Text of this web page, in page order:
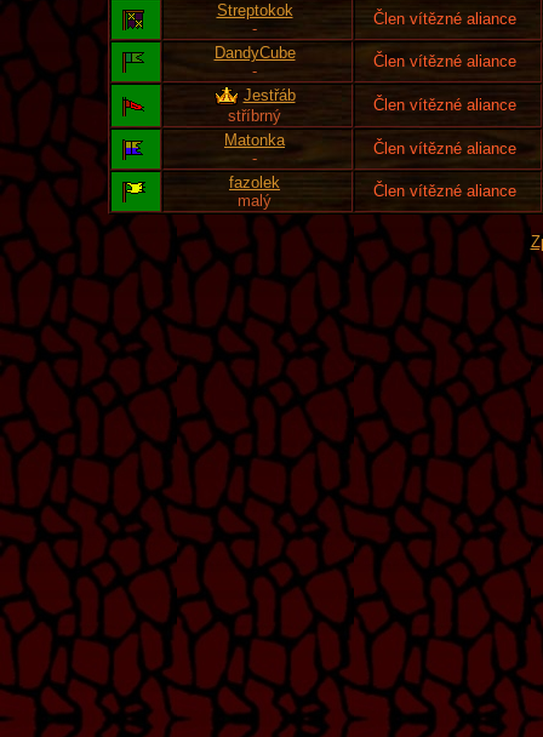
Streptokok
-
Člen vítězné aliance
DandyCube
-
Člen vítězné aliance
Jestřáb
stříbrný
Člen vítězné aliance
Matonka
-
Člen vítězné aliance
fazolek
malý
Člen vítězné aliance